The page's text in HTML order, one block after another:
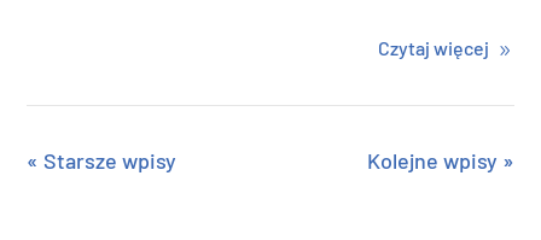
Czytaj więcej
« Starsze wpisy Kolejne wpisy »